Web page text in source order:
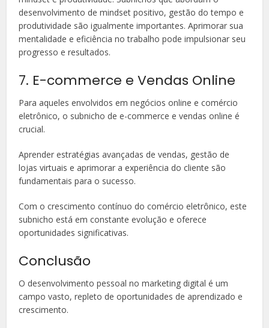
desenvolvimento de mindset positivo, gestão do tempo e
produtividade são igualmente importantes. Aprimorar sua
mentalidade e eficiência no trabalho pode impulsionar seu
progresso e resultados.
7. E-commerce e Vendas Online
Para aqueles envolvidos em negócios online e comércio
eletrônico, o subnicho de e-commerce e vendas online é
crucial.
Aprender estratégias avançadas de vendas, gestão de
lojas virtuais e aprimorar a experiência do cliente são
fundamentais para o sucesso.
Com o crescimento contínuo do comércio eletrônico, este
subnicho está em constante evolução e oferece
oportunidades significativas.
Conclusão
O desenvolvimento pessoal no marketing digital é um
campo vasto, repleto de oportunidades de aprendizado e
crescimento.